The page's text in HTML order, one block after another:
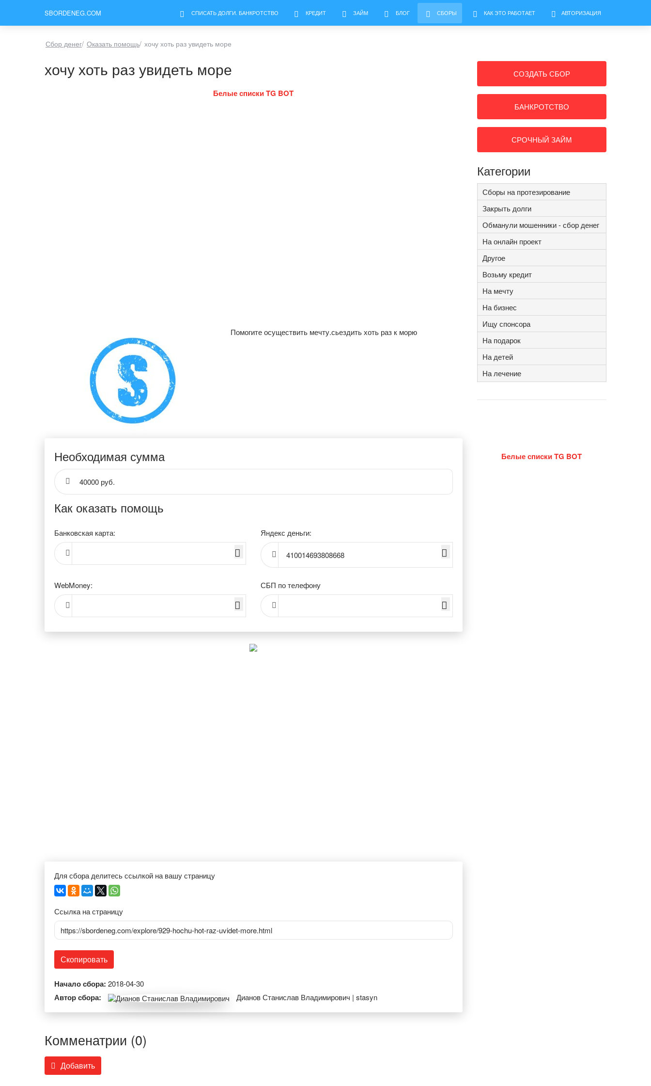
SBORDENEG.COM СПИСАТЬ ДОЛГИ. БАНКРОТСТВО КРЕДИТ ЗАЙМ БЛОГ СБОРЫ КАК ЭТО РАБОТАЕТ АВТОРИЗАЦИЯ
Сбор денег/ Оказать помощь/ хочу хоть раз увидеть море
хочу хоть раз увидеть море
Белые списки TG BOT
Помогите осуществить мечту.сьездить хоть раз к морю
Необходимая сумма
40000 руб.
Как оказать помощь
Банковская карта: Яндекс деньги:
410014693808668
WebMoney: СБП по телефону
Для сбора делитесь ссылкой на вашу страницу
Ссылка на страницу
https://sbordeneg.com/explore/929-hochu-hot-raz-uvidet-more.html
Скопировать
Начало сбора: 2018-04-30
Автор сбора: Дианов Станислав Владимирович | stasyn
Комменатрии (0)
Добавить
СОЗДАТЬ СБОР
БАНКРОТСТВО
СРОЧНЫЙ ЗАЙМ
Категории
Сборы на протезирование
Закрыть долги
Обманули мошенники - сбор денег
На онлайн проект
Другое
Возьму кредит
На мечту
На бизнес
Ищу спонсора
На подарок
На детей
На лечение
Белые списки TG BOT